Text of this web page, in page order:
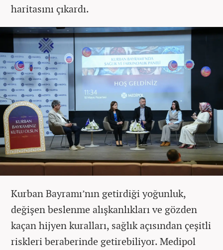
haritasını çıkardı.
Kurban Bayramı’nın getirdiği yoğunluk,
değişen beslenme alışkanlıkları ve gözden
kaçan hijyen kuralları, sağlık açısından çeşitli
riskleri beraberinde getirebiliyor. Medipol